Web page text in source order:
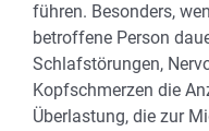
führen. Besonders,
betroffene Person
Schlafstörungen,
Kopfschmerzen die
Überlastung, die zur